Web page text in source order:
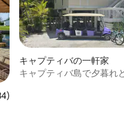
件、5つ星中4.93つ星の平均
キャプティバの一軒家
キャプティバ島で夕暮れ